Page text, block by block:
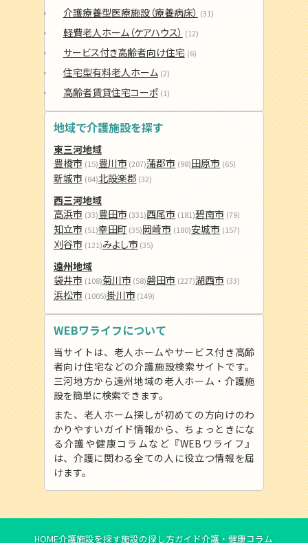
介護療養型医療施設（療養病床） (31)
軽費老人ホーム（ケアハウス） (12)
サービス付き高齢者向け住宅 (6)
住宅型有料老人ホーム (2)
高齢者賃貸住宅コーポ (1)
地域で介護施設を探す
東三河地域
豊橋市 (15)豊川市 (207)蒲郡市 (98)田原市 (65)
新城市 (84)北設楽郡 (32)
西三河地域
高浜市 (33)豊田市 (331)西尾市 (181)碧南市 (79)
知立市 (51)幸田町 (35)岡崎市 (180)安城市 (157)
刈谷市 (121)みよし市 (35)
遠州地域
袋井市 (108)菊川市 (58)磐田市 (227)湖西市 (33)
浜松市 (1005)掛川市 (149)
WEBワライフについて
当サイトは、老人ホームやサービス付き高齢
者向け住宅などの介護施設検索サイトです。
三河地方から遠州地域の老人ホーム・介護施
設を簡単に検索できます。
また、老人ホーム探しが初めての方向けのわ
かりやすいガイド情報から、ちょっときにな
る介護や健康コラムなど『WEBワライフ』
は、介護に関わる全ての人に役立つ情報を届
けます。
HOME介護施設を探す施設の探し方ガイド介護・健康コラム